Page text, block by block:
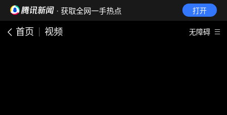
· 获取全网一手热点 打开
首页 视频 无障碍